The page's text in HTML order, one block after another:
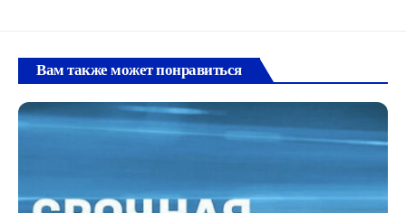
Вам также может понравиться